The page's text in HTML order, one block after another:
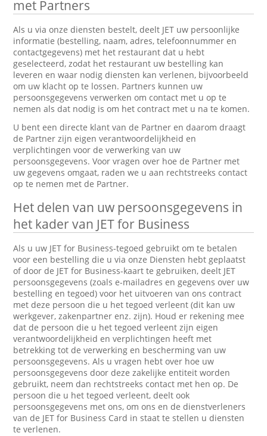
met Partners
Als u via onze diensten bestelt, deelt JET uw persoonlijke
informatie (bestelling, naam, adres, telefoonnummer en
contactgegevens) met het restaurant dat u hebt
geselecteerd, zodat het restaurant uw bestelling kan
leveren en waar nodig diensten kan verlenen, bijvoorbeeld
om uw klacht op te lossen. Partners kunnen uw
persoonsgegevens verwerken om contact met u op te
nemen als dat nodig is om het contract met u na te komen.
U bent een directe klant van de Partner en daarom draagt
de Partner zijn eigen verantwoordelijkheid en
verplichtingen voor de verwerking van uw
persoonsgegevens. Voor vragen over hoe de Partner met
uw gegevens omgaat, raden we u aan rechtstreeks contact
op te nemen met de Partner.
Het delen van uw persoonsgegevens in
het kader van JET for Business
Als u uw JET for Business-tegoed gebruikt om te betalen
voor een bestelling die u via onze Diensten hebt geplaatst
of door de JET for Business-kaart te gebruiken, deelt JET
persoonsgegevens (zoals e-mailadres en gegevens over uw
bestelling en tegoed) voor het uitvoeren van ons contract
met deze persoon die u het tegoed verleent (dit kan uw
werkgever, zakenpartner enz. zijn). Houd er rekening mee
dat de persoon die u het tegoed verleent zijn eigen
verantwoordelijkheid en verplichtingen heeft met
betrekking tot de verwerking en bescherming van uw
persoonsgegevens. Als u vragen hebt over hoe uw
persoonsgegevens door deze zakelijke entiteit worden
gebruikt, neem dan rechtstreeks contact met hen op. De
persoon die u het tegoed verleent, deelt ook
persoonsgegevens met ons, om ons en de dienstverleners
van de JET for Business Card in staat te stellen u diensten
te verlenen.